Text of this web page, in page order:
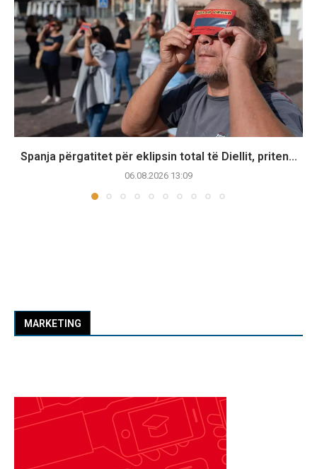
Spanja përgatitet për eklipsin total të Diellit, priten...
06.08.2026 13:09
MARKETING